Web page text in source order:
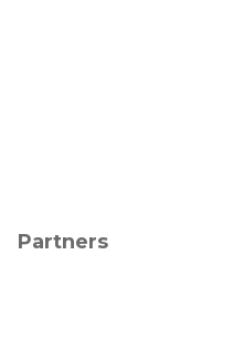
Partners